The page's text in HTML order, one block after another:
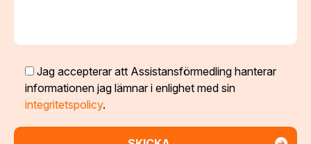
Jag accepterar att Assistansförmedling hanterar
informationen jag lämnar i enlighet med sin
integritetspolicy.